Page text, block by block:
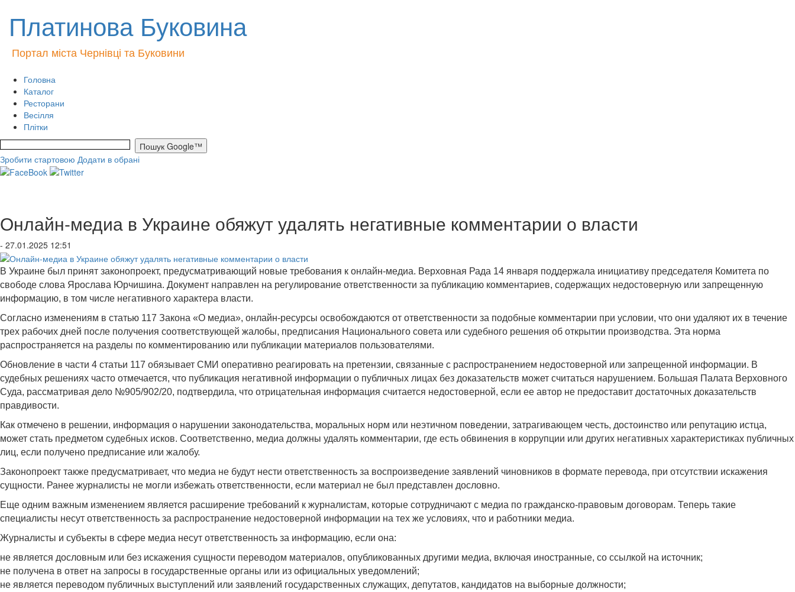
Платинова Буковина
Портал міста Чернівці та Буковини
Головна
Каталог
Ресторани
Весілля
Плітки
Зробити стартовою Додати в обрані
Онлайн-медиа в Украине обяжут удалять негативные комментарии о власти
- 27.01.2025 12:51
В Украине был принят законопроект, предусматривающий новые требования к онлайн-медиа. Верховная Рада 14 января поддержала инициативу председателя Комитета по
свободе слова Ярослава Юрчишина. Документ направлен на регулирование ответственности за публикацию комментариев, содержащих недостоверную или запрещенную
информацию, в том числе негативного характера власти.
Согласно изменениям в статью 117 Закона «О медиа», онлайн-ресурсы освобождаются от ответственности за подобные комментарии при условии, что они удаляют их в течение
трех рабочих дней после получения соответствующей жалобы, предписания Национального совета или судебного решения об открытии производства. Эта норма
распространяется на разделы по комментированию или публикации материалов пользователями.
Обновление в части 4 статьи 117 обязывает СМИ оперативно реагировать на претензии, связанные с распространением недостоверной или запрещенной информации. В
судебных решениях часто отмечается, что публикация негативной информации о публичных лицах без доказательств может считаться нарушением. Большая Палата Верховного
Суда, рассматривая дело №905/902/20, подтвердила, что отрицательная информация считается недостоверной, если ее автор не предоставит достаточных доказательств
правдивости.
Как отмечено в решении, информация о нарушении законодательства, моральных норм или неэтичном поведении, затрагивающем честь, достоинство или репутацию истца,
может стать предметом судебных исков. Соответственно, медиа должны удалять комментарии, где есть обвинения в коррупции или других негативных характеристиках публичных
лиц, если получено предписание или жалобу.
Законопроект также предусматривает, что медиа не будут нести ответственность за воспроизведение заявлений чиновников в формате перевода, при отсутствии искажения
сущности. Ранее журналисты не могли избежать ответственности, если материал не был представлен дословно.
Еще одним важным изменением является расширение требований к журналистам, которые сотрудничают с медиа по гражданско-правовым договорам. Теперь такие
специалисты несут ответственность за распространение недостоверной информации на тех же условиях, что и работники медиа.
Журналисты и субъекты в сфере медиа несут ответственность за информацию, если она:
не является дословным или без искажения сущности переводом материалов, опубликованных другими медиа, включая иностранные, со ссылкой на источник;
не получена в ответ на запросы в государственные органы или из официальных уведомлений;
не является переводом публичных выступлений или заявлений государственных служащих, депутатов, кандидатов на выборные должности;